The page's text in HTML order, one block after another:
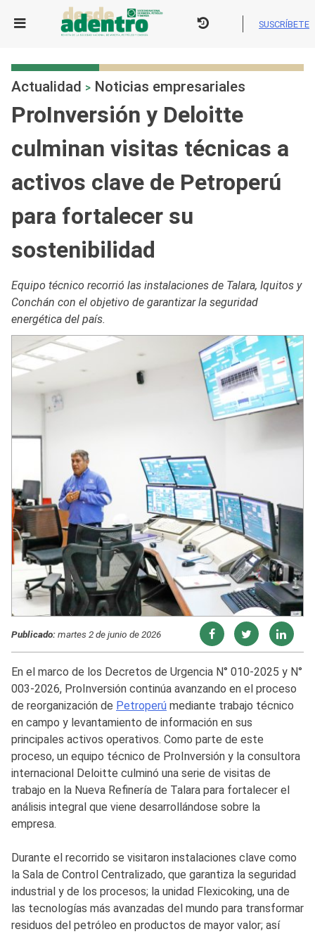
SUSCRÍBETE
Actualidad > Noticias empresariales
ProInversión y Deloitte
culminan visitas técnicas a
activos clave de Petroperú
para fortalecer su
sostenibilidad
Equipo técnico recorrió las instalaciones de Talara, Iquitos y
Conchán con el objetivo de garantizar la seguridad
energética del país.
Publicado:martes 2 de junio de 2026
En el marco de los Decretos de Urgencia N° 010-2025 y N°
003-2026, ProInversión continúa avanzando en el proceso
de reorganización de Petroperú mediante trabajo técnico
en campo y levantamiento de información en sus
principales activos operativos. Como parte de este
proceso, un equipo técnico de ProInversión y la consultora
internacional Deloitte culminó una serie de visitas de
trabajo en la Nueva Refinería de Talara para fortalecer el
análisis integral que viene desarrollándose sobre la
empresa.
Durante el recorrido se visitaron instalaciones clave como
la Sala de Control Centralizado, que garantiza la seguridad
industrial y de los procesos; la unidad Flexicoking, una de
las tecnologías más avanzadas del mundo para transformar
residuos del petróleo en productos de mayor valor; así